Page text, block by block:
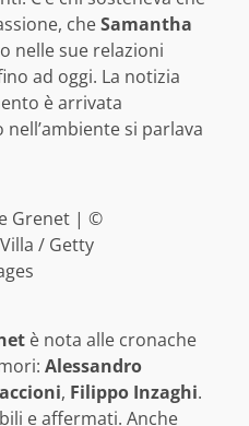
cheSamantha
nelle sue relazioni
ad oggi. La notizia
è arrivata
si parlava
Grenet | ©
/ Getty
è nota alle cronache
Alessandro
, Filippo Inzaghi.
e affermati. Anche